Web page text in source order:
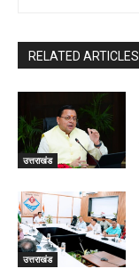
RELATED ARTICLES
उत्तराखंड
उत्तराखंड